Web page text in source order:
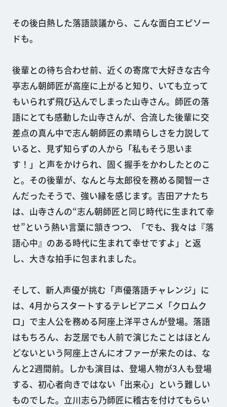
その後白熱した落語談議から、こんな面白エピソー
ドも。
後輩との待ち合わせ前、近くの寄席で大好きな古今
亭志ん朝師匠が高座に上がると知り、いても立って
もいられず飛び込んでしまった山寺さん。師匠の落
語にとても感動した山寺さんが、合流した後輩に交
差点の真ん中で志ん朝師匠の素晴らしさを力説して
いると、見ず知らずの人から「私もそう思いま
す！」と声をかけられ、固く握手をかわしたとのこ
と。その後輩が、なんと与太郎役を務める関智一さ
んだったそうで、強い縁を感じます。吉田アナたち
は、山寺さんの“志ん朝師匠と同じ時代に生まれて幸
せ”という熱い言葉に頷きつつ、「でも、我々は『落
語心中』のある時代に生まれて幸せですよ」と返
し、大きな拍手に包まれました。
そして、新人声優が挑む「声優落語チャレンジ」に
は、4月からスタートするテレビアニメ「クロムク
ロ」で主人公を務める阿座上洋平さんが登場。落語
はもちろん、お芝居でも人前で演じたことはほとん
どないという阿座上さんにオファーが来たのは、な
んと2週間前。しかも演目は、登場人物が3人も登場
する、初心者向きではない「出来心」という難しい
ものでした。立川志ら乃師匠に稽古を付けてもらい